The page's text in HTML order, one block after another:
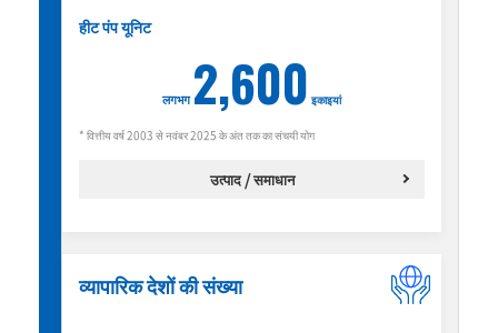
हीट पंप यूनिट
लगभग 2,600 इकाइयां
* वित्तीय वर्ष 2003 से नवंबर 2025 के अंत तक का संचयी योग
उत्पाद / समाधान
व्यापारिक देशों की संख्या